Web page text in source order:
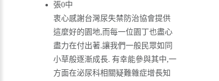
張0中
衷心感謝台灣尿失禁防治協會提供
這麼好的園地,而每一位園丁也盡心
盡力在付出著.讓我們一般民眾如同
小草般逐漸成長. 有幸能參與其中,一
方面在泌尿科相關疑難雜症增長知